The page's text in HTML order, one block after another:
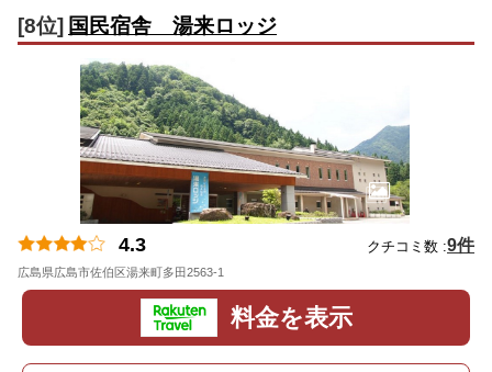
[8位] 国民宿舎 湯来ロッジ
4.3 クチコミ数 :9件
広島県広島市佐伯区湯来町多田2563-1
料金を表示